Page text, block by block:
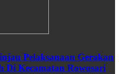
Pelaksanaan Gerakan
Di Kecamatan Rowosari